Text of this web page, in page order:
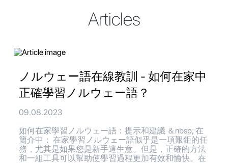
Articles
ノルウェー語在線教訓 - 如何在家中
正確學習ノルウェー語？
09.08.2023
如何在家學習ノルウェー語：提示和建議 ＆nbsp; 在
簡介中： 在家學習ノルウェー語似乎是一項艱鉅的任
務，尤其是如果您是新手這生意。但是，正確的方法
和一組工具可以幫助使學習過程更加有效和愉快。在